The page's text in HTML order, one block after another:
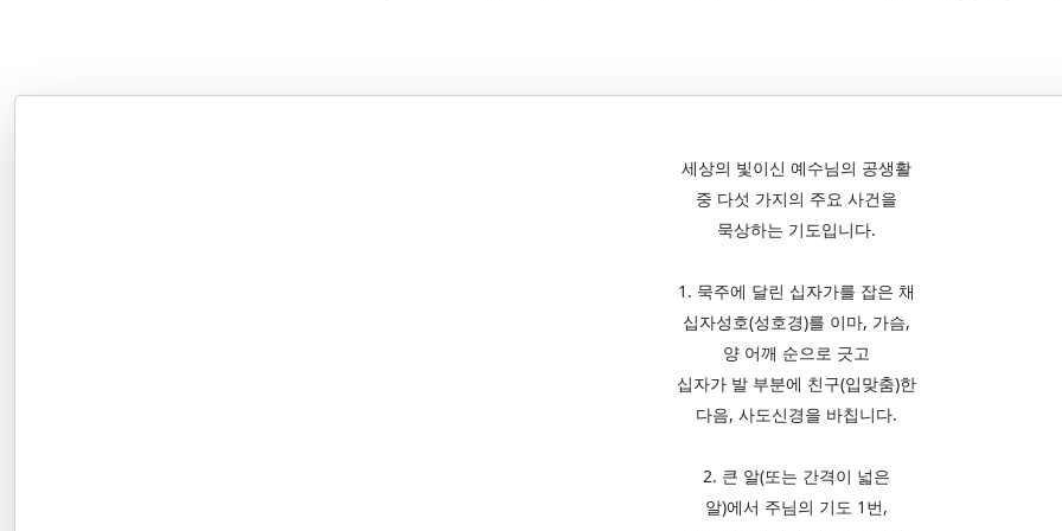
세상의 빛이신 예수님의 공생활
중 다섯 가지의 주요 사건을
묵상하는 기도입니다.
1. 묵주에 달린 십자가를 잡은 채
십자성호(성호경)를 이마, 가슴,
양 어깨 순으로 긋고
십자가 발 부분에 친구(입맞춤)한
다음, 사도신경을 바칩니다.
2. 큰 알(또는 간격이 넓은
알)에서 주님의 기도 1번,